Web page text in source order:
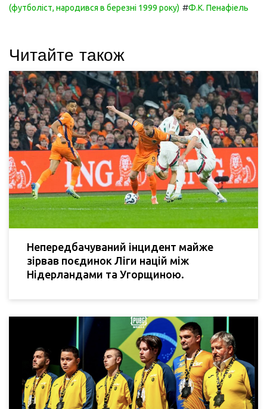
(футболіст, народився в березні 1999 року) #Ф.К. Пенафіель
Читайте також
Непередбачуваний інцидент майже
зірвав поєдинок Ліги націй між
Нідерландами та Угорщиною.